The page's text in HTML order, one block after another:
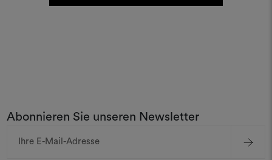
Abonnieren Sie unseren Newsletter
Mail-